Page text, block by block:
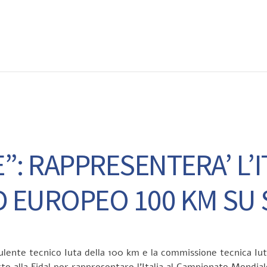
RAPPRESENTERA’
EUROPEO 100 KM SU
tecnico Iuta della 100 km e la commissione tecnica